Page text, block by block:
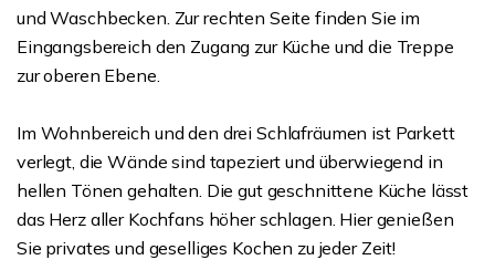
und Waschbecken. Zur rechten Seite finden Sie im
Eingangsbereich den Zugang zur Küche und die Treppe
zur oberen Ebene.
Im Wohnbereich und den drei Schlafräumen ist Parkett
verlegt, die Wände sind tapeziert und überwiegend in
hellen Tönen gehalten. Die gut geschnittene Küche lässt
das Herz aller Kochfans höher schlagen. Hier genießen
Sie privates und geselliges Kochen zu jeder Zeit!